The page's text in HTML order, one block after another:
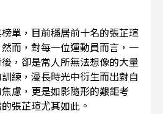
單，目前穩居前十名的張芷瑄
而，對每一位運動員而言，一
，卻是常人所無法想像的大量
練，漫長時光中衍生而出對自
慮，更是如影隨形的艱鉅考
張芷瑄尤其如此。